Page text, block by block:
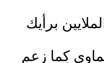
برأيك
كما زعم